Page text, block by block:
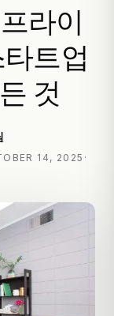
라이
트업
것
14, 2025 ·